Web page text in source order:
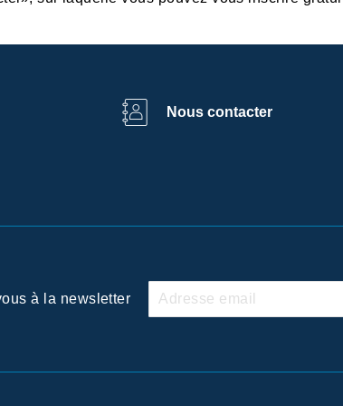
Nous contacter
à la newsletter